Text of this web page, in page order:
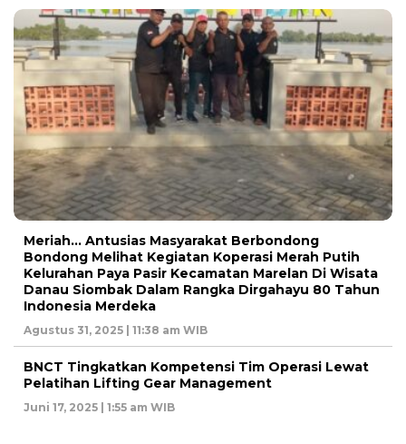
Meriah… Antusias Masyarakat Berbondong
Bondong Melihat Kegiatan Koperasi Merah Putih
Kelurahan Paya Pasir Kecamatan Marelan Di Wisata
Danau Siombak Dalam Rangka Dirgahayu 80 Tahun
Indonesia Merdeka
Agustus 31, 2025 | 11:38 am WIB
BNCT Tingkatkan Kompetensi Tim Operasi Lewat
Pelatihan Lifting Gear Management
Juni 17, 2025 | 1:55 am WIB